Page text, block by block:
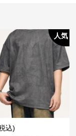
人気
込)